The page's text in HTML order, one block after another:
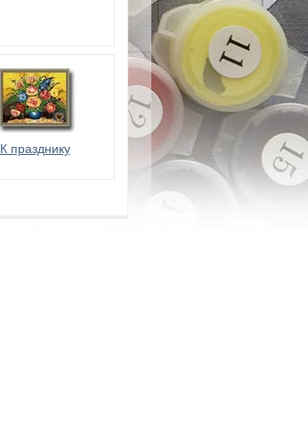
К празднику